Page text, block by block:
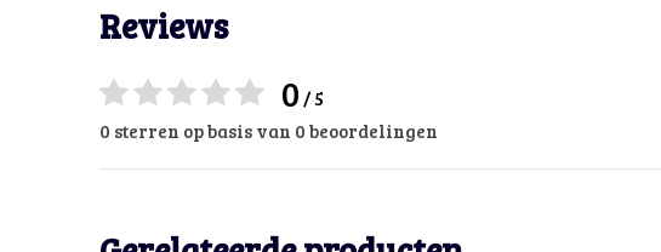
Reviews
0 / 5
0 sterren op basis van 0 beoordelingen